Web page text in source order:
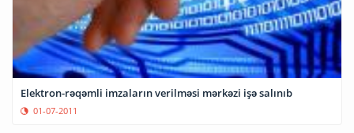
Elektron-rəqəmli imzaların verilməsi mərkəzi işə salınıb
01-07-2011